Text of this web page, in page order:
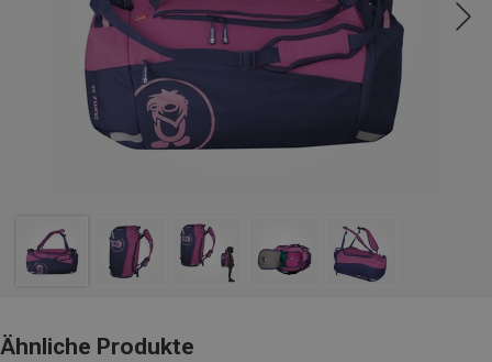
Ähnliche Produkte